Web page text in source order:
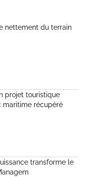
nettement du terrain
projet touristique
maritime récupéré
transforme le